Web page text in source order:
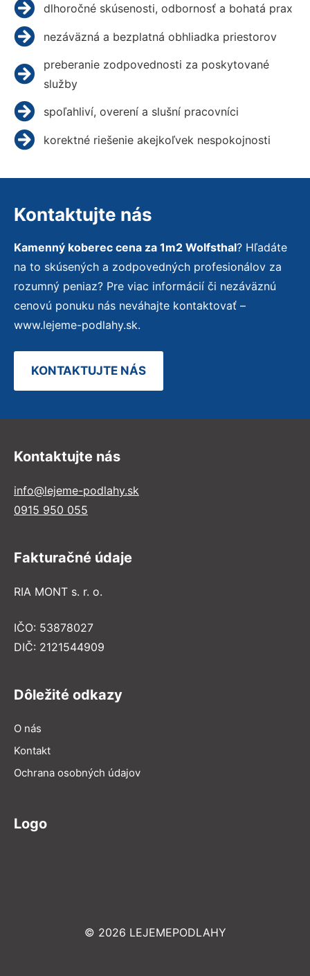
dlhoročné skúsenosti, odbornosť a bohatá prax
nezáväzná a bezplatná obhliadka priestorov
preberanie zodpovednosti za poskytované
služby
spoľahliví, overení a slušní pracovníci
korektné riešenie akejkoľvek nespokojnosti
Kontaktujte nás
Kamenný koberec cena za 1m2 Wolfsthal? Hľadáte
na to skúsených a zodpovedných profesionálov za
rozumný peniaz? Pre viac informácií či nezáväznú
cenovú ponuku nás neváhajte kontaktovať –
www.lejeme-podlahy.sk.
KONTAKTUJTE NÁS
Kontaktujte nás
info@lejeme-podlahy.sk
0915 950 055
Fakturačné údaje
RIA MONT s. r. o.
IČO: 53878027
DIČ: 2121544909
Dôležité odkazy
O nás
Kontakt
Ochrana osobných údajov
Logo
© 2026 LEJEMEPODLAHY